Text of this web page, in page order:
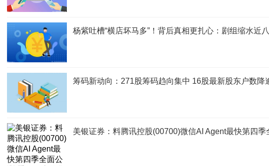
杨紫吐槽“横店坏马多”！背后真相更扎心：剧组缩水近
筹码新动向：271股筹码趋向集中 16股最新股东户数降
美银证券：料腾讯控股(00700)微信AI Agent最快第四